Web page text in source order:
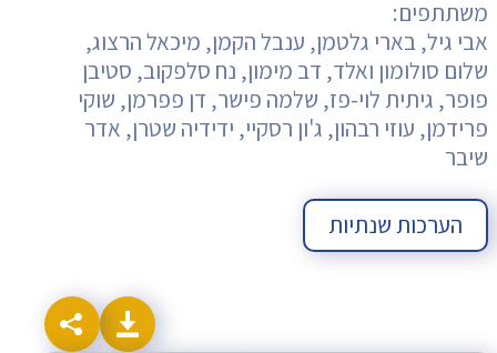
הערכות שנתיות
משתתפים:
אבי גיל, בארי גלטמן, ענבל הקמן, מיכאל הרצוג,
שלום סולומון ואלד, דב מימון, נח סלפקוב, סטיבן
פופר, גיתית לוי-פז, שלמה פישר, דן פפרמן, שוקי
פרידמן, עוזי רבהון, ג'ון רסקיי, ידידיה שטרן, אדר
שיבר